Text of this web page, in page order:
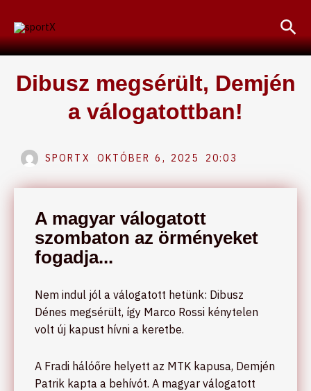
content
Dibusz megsérült, Demjén
a válogatottban!
SPORTX OKTÓBER 6, 2025 20:03
A magyar válogatott
szombaton az örményeket
fogadja...
Nem indul jól a válogatott hetünk: Dibusz
Dénes megsérült, így Marco Rossi kénytelen
volt új kapust hívni a keretbe.
A Fradi hálóőre helyett az MTK kapusa, Demjén
Patrik kapta a behívót. A magyar válogatott